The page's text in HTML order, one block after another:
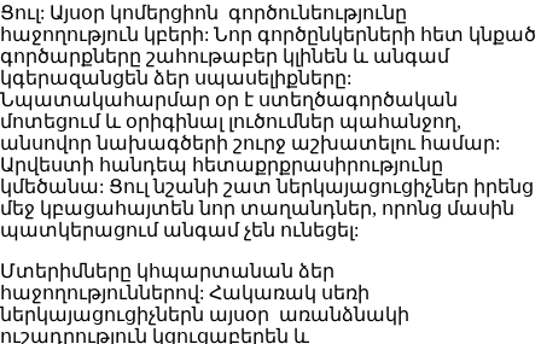
Ցուլ: Այսօր կոմերցիոն գործունեությունը
հաջողություն կբերի: Նոր գործընկերների հետ կնքած
գործարքները շահութաբեր կլինեն և անգամ
կգերազանցեն ձեր սպասելիքները:
Նպատակահարմար օր է ստեղծագործական
մոտեցում և օրիգինալ լուծումներ պահանջող,
անսովոր նախագծերի շուրջ աշխատելու համար:
Արվեստի հանդեպ հետաքրքրասիրությունը
կմեծանա: Ցուլ նշանի շատ ներկայացուցիչներ իրենց
մեջ կբացահայտեն նոր տաղանդներ, որոնց մասին
պատկերացում անգամ չեն ունեցել:
Մտերիմները կհպարտանան ձեր
հաջողություններով: Հակառակ սեռի
ներկայացուցիչներն այսօր առանձնակի
ուշադրություն կցուցաբերեն և